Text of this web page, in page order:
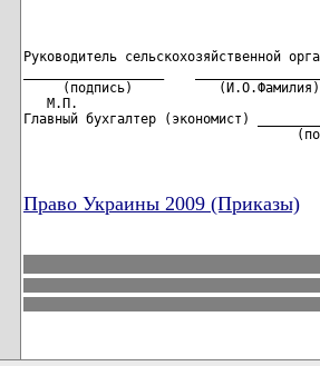
Руководитель сельскохозяйственной
     (подпись)           (И.О.Фамилия)
   М.П.
Главный бухгалтер (экономист)
Право Украины 2009 (Приказы)